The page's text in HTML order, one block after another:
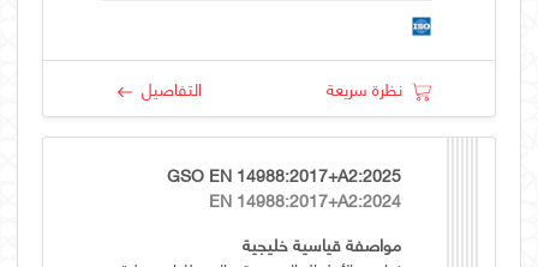
نظرة سريعة التفاصيل
GSO EN 14988:2017+A2:2025
EN 14988:2017+A2:2024
مواصفة قياسية خليجية